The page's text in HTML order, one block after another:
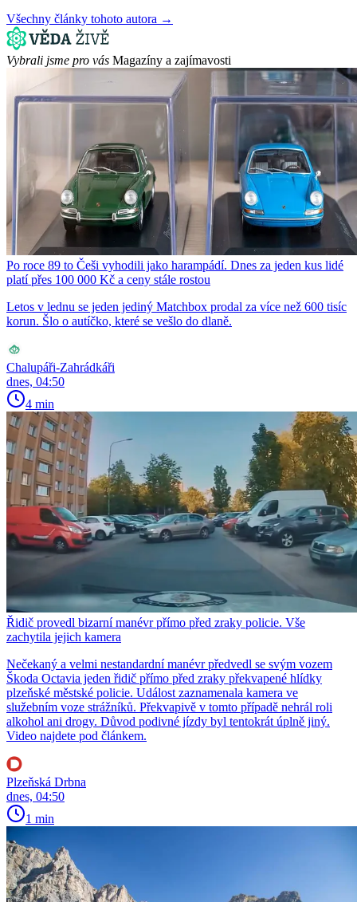
Všechny články tohoto autora →
Vybrali jsme pro vás Magazíny a zajímavosti
Po roce 89 to Češi vyhodili jako harampádí. Dnes za jeden kus lidé
platí přes 100 000 Kč a ceny stále rostou
Letos v lednu se jeden jediný Matchbox prodal za více než 600 tisíc
korun. Šlo o autíčko, které se vešlo do dlaně.
Chalupáři-Zahrádkáři
dnes, 04:50
4 min
Řidič provedl bizarní manévr přímo před zraky policie. Vše
zachytila jejich kamera
Nečekaný a velmi nestandardní manévr předvedl se svým vozem
Škoda Octavia jeden řidič přímo před zraky překvapené hlídky
plzeňské městské policie. Událost zaznamenala kamera ve
služebním voze strážníků. Překvapivě v tomto případě nehrál roli
alkohol ani drogy. Důvod podivné jízdy byl tentokrát úplně jiný.
Video najdete pod článkem.
Plzeňská Drbna
dnes, 04:50
1 min